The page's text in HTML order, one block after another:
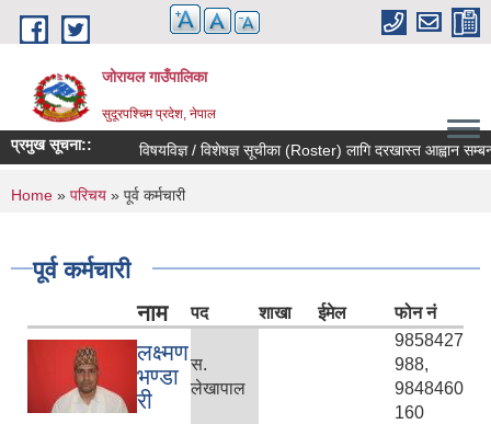
Skip to main content
जोरायल गाउँपालिका
सुदूरपश्चिम प्रदेश, नेपाल
प्रमुख सूचना:: विषयविज्ञ / विशेषज्ञ सूचीका (Roster) लागि दरखास्त आह्वान सम्बन्धी
You are here
Home » परिचय » पूर्व कर्मचारी
पूर्व कर्मचारी
नाम पद शाखा ईमेल फोन नं
लक्ष्मण
भण्डा
री
स.
लेखापाल
9858427
988,
9848460
160